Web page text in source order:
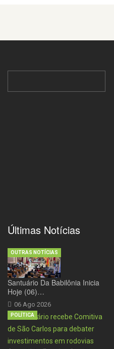
Últimas Notícias
Santuário Da Babilônia Inicia
Hoje (06)…
06 Ago 2026
OUTRAS NOTÍCIAS
POLÍTICA